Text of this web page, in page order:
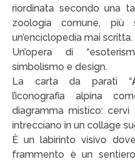
Marcella Pralormo
Nadia Auleta
Nicolas Galtier
Serginho
Victor Kastelic
Illustratori
riordinata secondo una
zoologia comune,
un’enciclopedia mai scritta.
Un’opera di
simbolismo e design.
La carta da parati “
l’iconografia alpina
diagramma mistico:
intrecciano in un collage
È un labirinto visivo
frammento è un